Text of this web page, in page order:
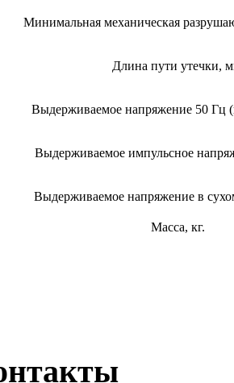
Минимальная механическая
Длина пути утечки,
Выдерживаемое напряжение 50 Гц
Выдерживаемое импульсное
Выдерживаемое напряжение в
Масса, кг.